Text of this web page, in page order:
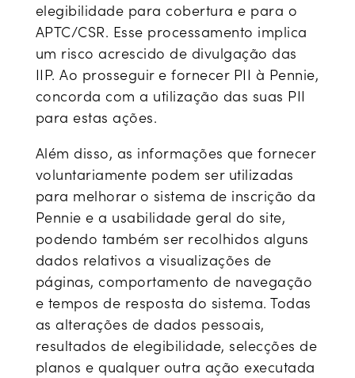
elegibilidade para cobertura e para o
APTC/CSR. Esse processamento implica
um risco acrescido de divulgação das
IIP. Ao prosseguir e fornecer PII à Pennie,
concorda com a utilização das suas PII
para estas ações.
Além disso, as informações que fornecer
voluntariamente podem ser utilizadas
para melhorar o sistema de inscrição da
Pennie e a usabilidade geral do site,
podendo também ser recolhidos alguns
dados relativos a visualizações de
páginas, comportamento de navegação
e tempos de resposta do sistema. Todas
as alterações de dados pessoais,
resultados de elegibilidade, selecções de
planos e qualquer outra ação executada